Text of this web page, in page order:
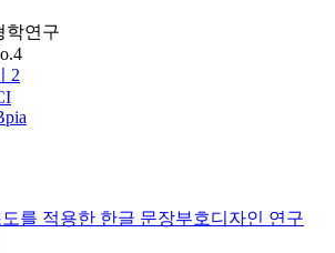
학연구
2
를 적용한 한글 문장부호디자인 연구